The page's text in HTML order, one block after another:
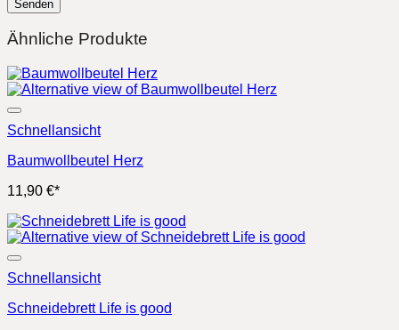
Ähnliche Produkte
Schnellansicht
Baumwollbeutel Herz
11,90 €*
Schnellansicht
Schneidebrett Life is good